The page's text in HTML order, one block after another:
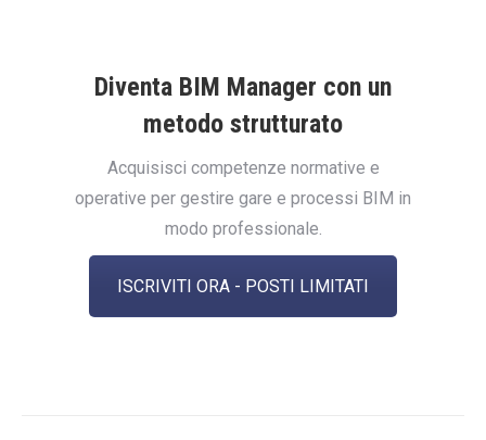
Diventa BIM Manager con un
metodo strutturato
Acquisisci competenze normative e
operative per gestire gare e processi BIM in
modo professionale.
ISCRIVITI ORA - POSTI LIMITATI